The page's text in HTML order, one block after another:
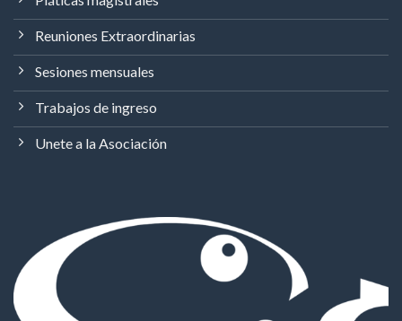
Reuniones Extraordinarias
Sesiones mensuales
Trabajos de ingreso
Unete a la Asociación